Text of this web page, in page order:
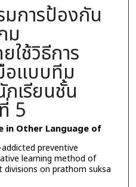
การป้องกัน
ม
ใช้วิธีการ
อแบบทีม
เรียนชั้น
5
in Other Language of
preventive
learning method of
on prathom suksa